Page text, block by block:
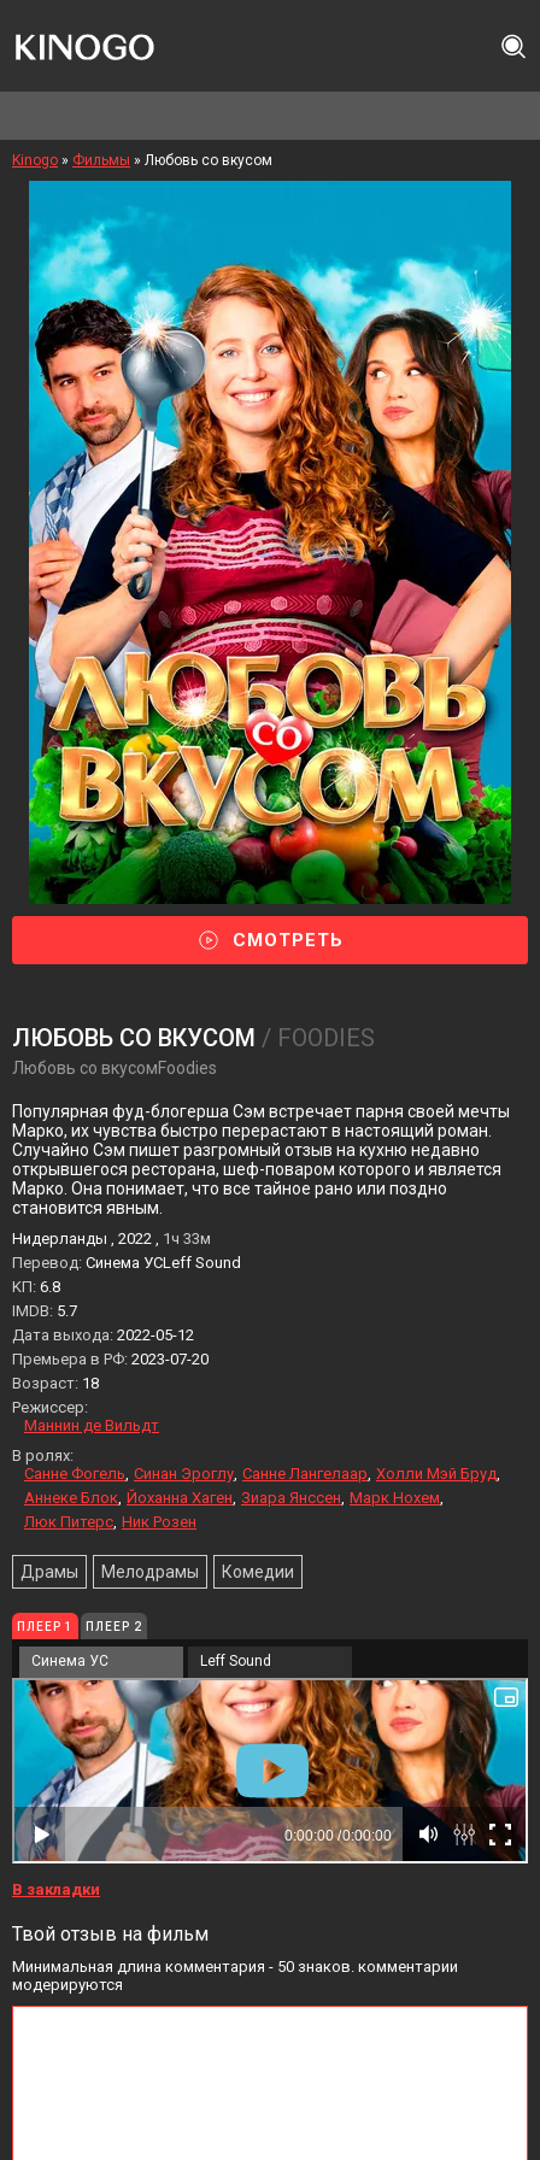
Kinogo » Фильмы » Любовь со вкусом
СМОТРЕТЬ
ЛЮБОВЬ СО ВКУСОМ / FOODIES
Любовь со вкусомFoodies
Популярная фуд-блогерша Сэм встречает парня своей мечты
Марко, их чувства быстро перерастают в настоящий роман.
Случайно Сэм пишет разгромный отзыв на кухню недавно
открывшегося ресторана, шеф-поваром которого и является
Марко. Она понимает, что все тайное рано или поздно
становится явным.
Нидерланды , 2022 , 1ч 33м
Перевод: Синема УСLeff Sound
KП: 6.8
IMDB: 5.7
Дата выхода: 2022-05-12
Премьера в РФ: 2023-07-20
Возраст: 18
Режиссер:
Маннин де Вильдт
В ролях:
Санне Фогель Синан Эроглу Санне Лангелаар Холли Мэй Бруд
Аннеке Блок Йоханна Хаген Зиара Янссен Марк Нохем
Люк Питерс Ник Розен
Драмы Мелодрамы Комедии
ПЛЕЕР 1 ПЛЕЕР 2
Синема УС Leff Sound
В закладки
Твой отзыв на фильм
Минимальная длина комментария - 50 знаков. комментарии
модерируются